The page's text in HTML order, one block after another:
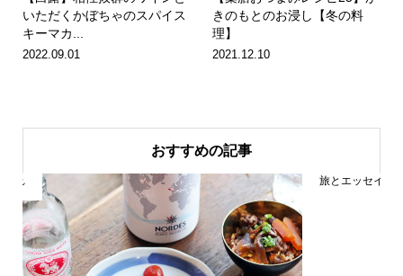
いただくかぼちゃのスパイス
キーマカ...
2022.09.01
きのもとのお浸し【冬の料
理】
2021.12.10
おすすめの記事
旅とエッセイ